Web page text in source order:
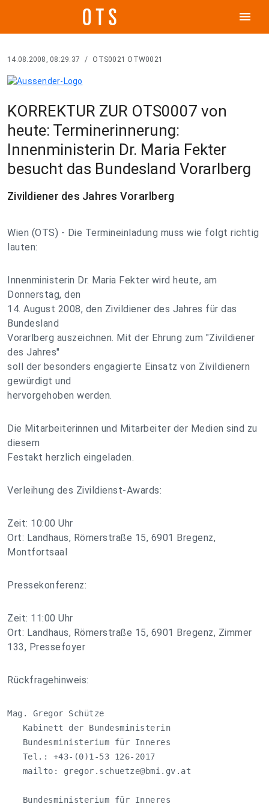
menu
14.08.2008, 08:29:37 / OTS0021 OTW0021
KORREKTUR ZUR OTS0007 von
heute: Terminerinnerung:
Innenministerin Dr. Maria Fekter
besucht das Bundesland Vorarlberg
Zivildiener des Jahres Vorarlberg
Wien (OTS) - Die Termineinladung muss wie folgt richtig
lauten:
Innenministerin Dr. Maria Fekter wird heute, am
Donnerstag, den
14. August 2008, den Zivildiener des Jahres für das
Bundesland
Vorarlberg auszeichnen. Mit der Ehrung zum "Zivildiener
des Jahres"
soll der besonders engagierte Einsatz von Zivildienern
gewürdigt und
hervorgehoben werden.
Die Mitarbeiterinnen und Mitarbeiter der Medien sind zu
diesem
Festakt herzlich eingeladen.
Verleihung des Zivildienst-Awards:
Zeit: 10:00 Uhr
Ort: Landhaus, Römerstraße 15, 6901 Bregenz,
Montfortsaal
Pressekonferenz:
Zeit: 11:00 Uhr
Ort: Landhaus, Römerstraße 15, 6901 Bregenz, Zimmer
133, Pressefoyer
Rückfragehinweis:
Mag. Gregor Schütze
   Kabinett der Bundesministerin
   Bundesministerium für Inneres
   Tel.: +43-(0)1-53 126-2017
   mailto:
gregor.schuetze@bmi.gv.at
   Bundesministerium für Inneres